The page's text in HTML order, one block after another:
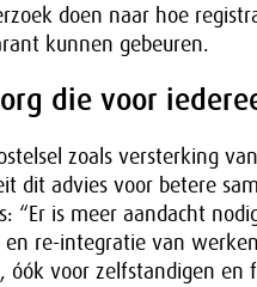
doen naar hoe
kunnen gebeuren.
die voor
zoals versterking
dit advies voor betere
“Er is meer aandacht
re-integratie van
óók voor zelfstandigen en